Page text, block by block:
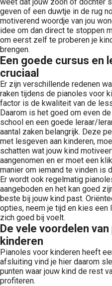
geven of een duwtje in de rug
motiverend woordje van jou
idee om dan direct te stoppen
om eerst zelf te proberen je
brengen.
Een goede cursus en
cruciaal
Er zijn verschillende redenen
raken tijdens de pianoles voor
factor is de kwaliteit van de
Daarom is het goed om even
school en een goede leraar/
aantal zaken belangrijk. Deze
met lesgeven aan kinderen,
schatten wat jouw kind
aangenomen en er moet een
manier om iemand te vinden is
Er wordt ook regelmatig
aangeboden en het kan goed
beste bij jouw kind past.
opties, neem je tijd en kies een
zich goed bij voelt.
De vele voordelen
kinderen
Pianoles voor kinderen heeft
afsluiting vind je hier daarom
punten waar jouw kind de rest
profiteren.